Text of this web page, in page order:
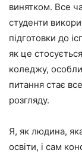
винятком. Все
студенти
підготовки до
як це
коледжу,
питання стає
розгляду.
Я, як людина,
освіти, і сам